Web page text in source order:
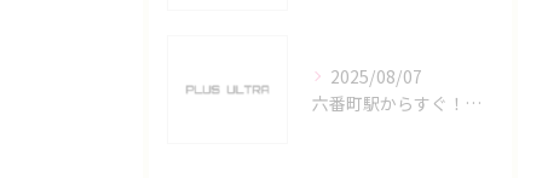
2025/08/07
六番町駅からすぐ！名古屋のeスポーツ施設で快適なプレイ環境を確保